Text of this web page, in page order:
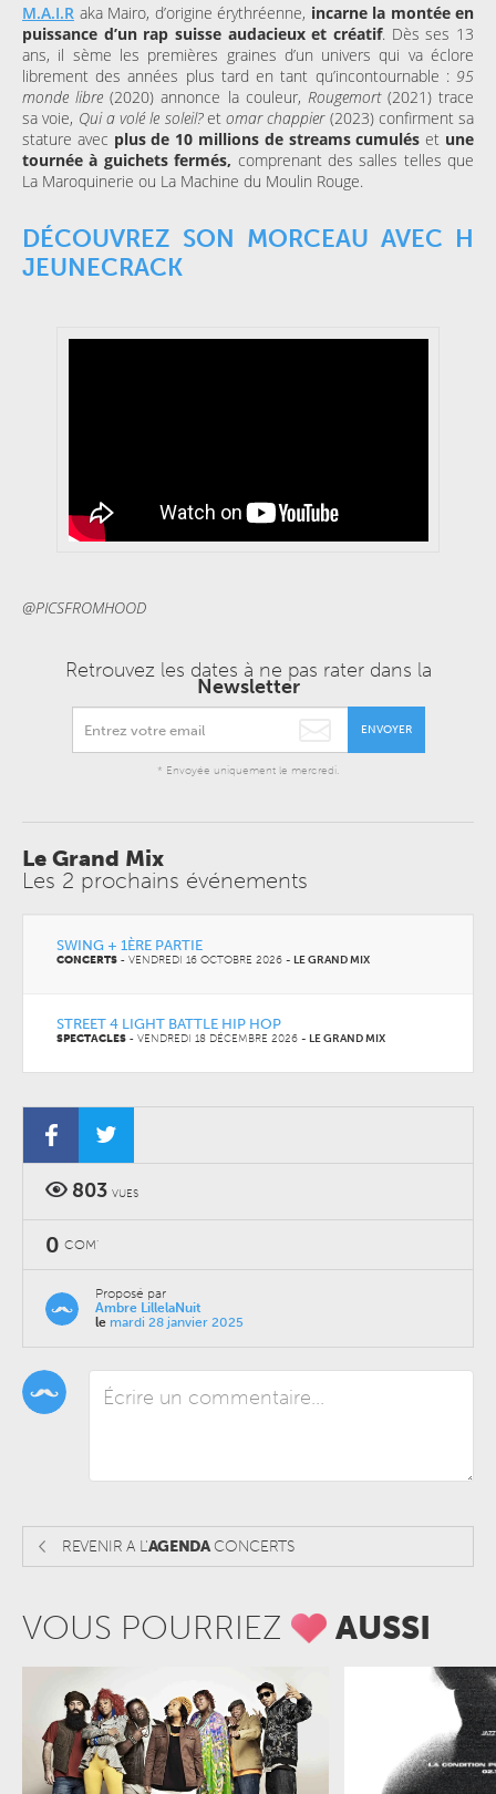
M.A.I.R aka Mairo, d’origine érythréenne, incarne la montée en
puissance d’un rap suisse audacieux et créatif. Dès ses 13
ans, il sème les premières graines d’un univers qui va éclore
librement des années plus tard en tant qu’incontournable : 95
monde libre (2020) annonce la couleur, Rougemort(2021) trace
sa voie, Qui a volé le soleil?et omar chappier(2023) confirment sa
stature avec plus de 10 millions de streams cumulés et une
tournée à guichets fermés, comprenant des salles telles que
La Maroquinerie ou La Machine du Moulin Rouge.
DÉCOUVREZ SON MORCEAU AVEC H
JEUNECRACK
@PICSFROMHOOD
Retrouvez les dates à ne pas rater dans la
Newsletter
ENVOYER
* Envoyée uniquement le mercredi.
Le Grand Mix
Les 2 prochains événements
SWING + 1ÈRE PARTIE
CONCERTS - VENDREDI 16 OCTOBRE 2026 - LE GRAND MIX
STREET 4 LIGHT BATTLE HIP HOP
SPECTACLES - VENDREDI 18 DÉCEMBRE 2026 - LE GRAND MIX
803 VUES
0 COM'
Proposé par
Ambre LillelaNuit
le mardi 28 janvier 2025
REVENIR A L'AGENDACONCERTS
VOUS POURRIEZ AUSSI